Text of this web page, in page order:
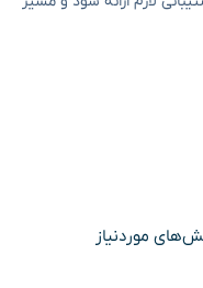
موردنیاز